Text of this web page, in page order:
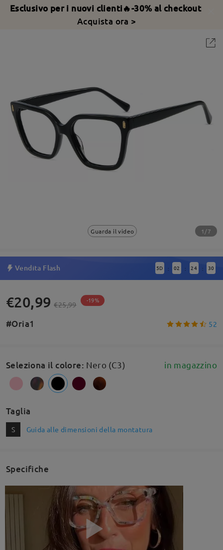
Esclusivo per i nuovi clienti🔥-30% al checkout
Acquista ora >
Guarda il video 1/7
Vendita Flash 5D : 02 : 24 : 30
€20,99 €25,99 -19%
#Oria1 52
Seleziona il colore: Nero (C3) in magazzino
Taglia
S Guida alle dimensioni della montatura
Specifiche